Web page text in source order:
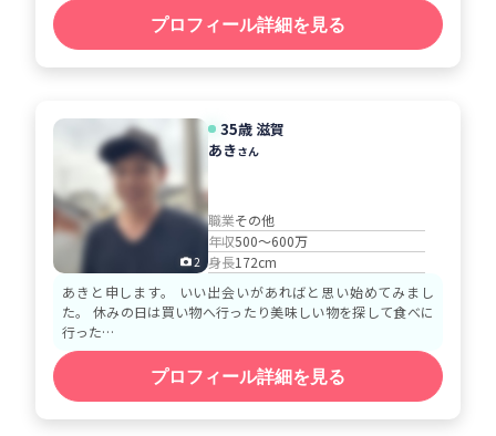
プロフィール詳細を見る
2
35歳 滋賀
あきさん
職業その他
年収500～600万
身長172cm
あきと申します。 いい出会いがあればと思い始めてみまし
た。 休みの日は買い物へ行ったり美味しい物を探して食べに
行った…
プロフィール詳細を見る